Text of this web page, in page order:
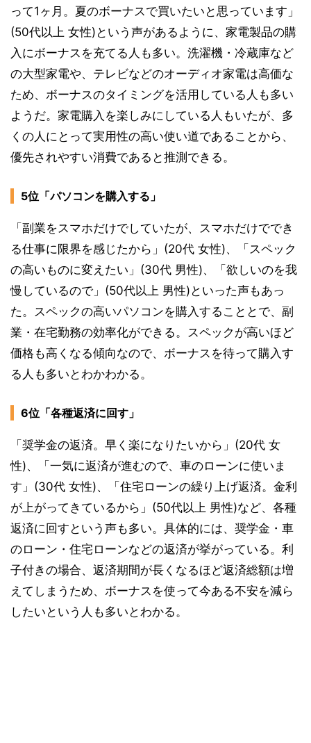
って1ヶ月。夏のボーナスで買いたいと思っています」
(50代以上 女性)という声があるように、家電製品の購
入にボーナスを充てる人も多い。洗濯機・冷蔵庫など
の大型家電や、テレビなどのオーディオ家電は高価な
ため、ボーナスのタイミングを活用している人も多い
ようだ。家電購入を楽しみにしている人もいたが、多
くの人にとって実用性の高い使い道であることから、
優先されやすい消費であると推測できる。
5位「パソコンを購入する」
「副業をスマホだけでしていたが、スマホだけででき
る仕事に限界を感じたから」(20代 女性)、「スペック
の高いものに変えたい」(30代 男性)、「欲しいのを我
慢しているので」(50代以上 男性)といった声もあっ
た。スペックの高いパソコンを購入することとで、副
業・在宅勤務の効率化ができる。スペックが高いほど
価格も高くなる傾向なので、ボーナスを待って購入す
る人も多いとわかわかる。
6位「各種返済に回す」
「奨学金の返済。早く楽になりたいから」(20代 女
性)、「一気に返済が進むので、車のローンに使いま
す」(30代 女性)、「住宅ローンの繰り上げ返済。金利
が上がってきているから」(50代以上 男性)など、各種
返済に回すという声も多い。具体的には、奨学金・車
のローン・住宅ローンなどの返済が挙がっている。利
子付きの場合、返済期間が長くなるほど返済総額は増
えてしまうため、ボーナスを使って今ある不安を減ら
したいという人も多いとわかる。